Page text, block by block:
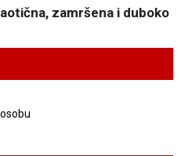
zamršena i duboko